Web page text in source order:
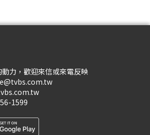
力，歡迎來信或來電反映
1599